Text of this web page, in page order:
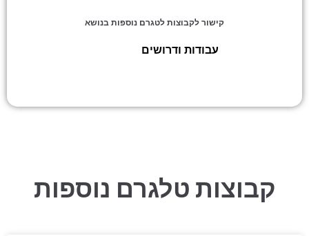
קישור לקבוצות לטגרם נוספות בנושא
עבודות ודרושים
קבוצות טלגרם נוספות